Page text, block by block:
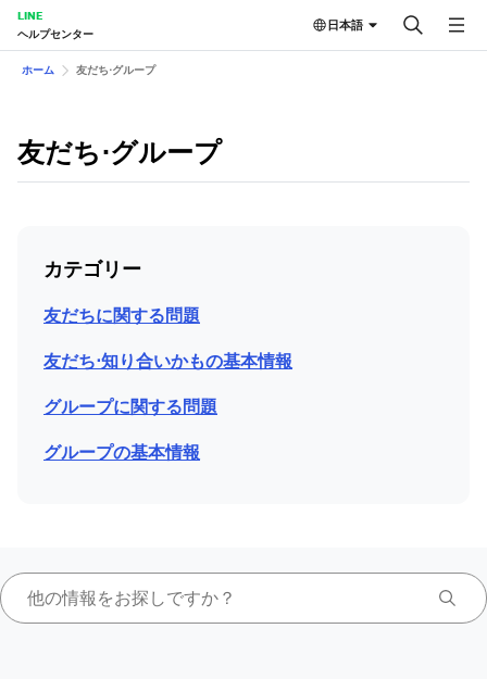
LINE
ヘルプセンター
日本語
ホーム 友だち⋅グループ
友だち⋅グループ
カテゴリー
友だちに関する問題
友だち⋅知り合いかもの基本情報
グループに関する問題
グループの基本情報